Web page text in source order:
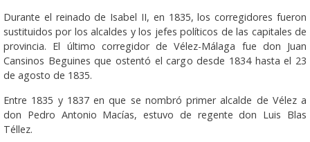
Durante el reinado de Isabel II, en 1835, los corregidores fueron
sustituidos por los alcaldes y los jefes políticos de las capitales de
provincia. El último corregidor de Vélez-Málaga fue don Juan
Cansinos Beguines que ostentó el cargo desde 1834 hasta el 23
de agosto de 1835.
Entre 1835 y 1837 en que se nombró primer alcalde de Vélez a
don Pedro Antonio Macías, estuvo de regente don Luis Blas
Téllez.